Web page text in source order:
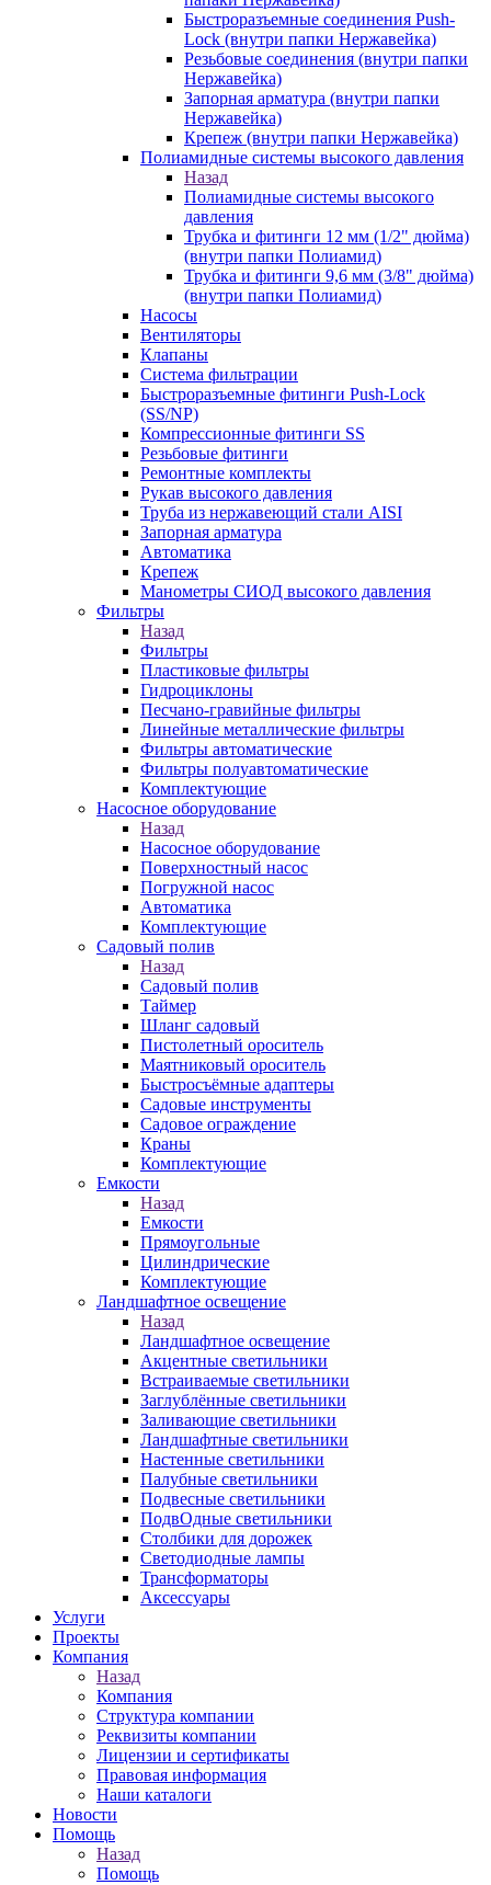
Быстроразъемные соединения Push-
Lock (внутри папки Нержавейка)
Резьбовые соединения (внутри папки
Нержавейка)
Запорная арматура (внутри папки
Нержавейка)
Крепеж (внутри папки Нержавейка)
Полиамидные системы высокого давления
Назад
Полиамидные системы высокого
давления
Трубка и фитинги 12 мм (1/2" дюйма)
(внутри папки Полиамид)
Трубка и фитинги 9,6 мм (3/8" дюйма)
(внутри папки Полиамид)
Насосы
Вентиляторы
Клапаны
Система фильтрации
Быстроразъемные фитинги Push-Lock
(SS/NP)
Компрессионные фитинги SS
Резьбовые фитинги
Ремонтные комплекты
Рукав высокого давления
Труба из нержавеющий стали AISI
Запорная арматура
Автоматика
Крепеж
Манометры СИОД высокого давления
Фильтры
Назад
Фильтры
Пластиковые фильтры
Гидроциклоны
Песчано-гравийные фильтры
Линейные металлические фильтры
Фильтры автоматические
Фильтры полуавтоматические
Комплектующие
Насосное оборудование
Назад
Насосное оборудование
Поверхностный насос
Погружной насос
Автоматика
Комплектующие
Садовый полив
Назад
Садовый полив
Таймер
Шланг садовый
Пистолетный ороситель
Маятниковый ороситель
Быстросъёмные адаптеры
Садовые инструменты
Садовое ограждение
Краны
Комплектующие
Емкости
Назад
Емкости
Прямоугольные
Цилиндрические
Комплектующие
Ландшафтное освещение
Назад
Ландшафтное освещение
Акцентные светильники
Встраиваемые светильники
Заглублённые светильники
Заливающие светильники
Ландшафтные светильники
Настенные светильники
Палубные светильники
Подвесные светильники
ПодвОдные светильники
Столбики для дорожек
Светодиодные лампы
Трансформаторы
Аксессуары
Услуги
Проекты
Компания
Назад
Компания
Структура компании
Реквизиты компании
Лицензии и сертификаты
Правовая информация
Наши каталоги
Новости
Помощь
Назад
Помощь